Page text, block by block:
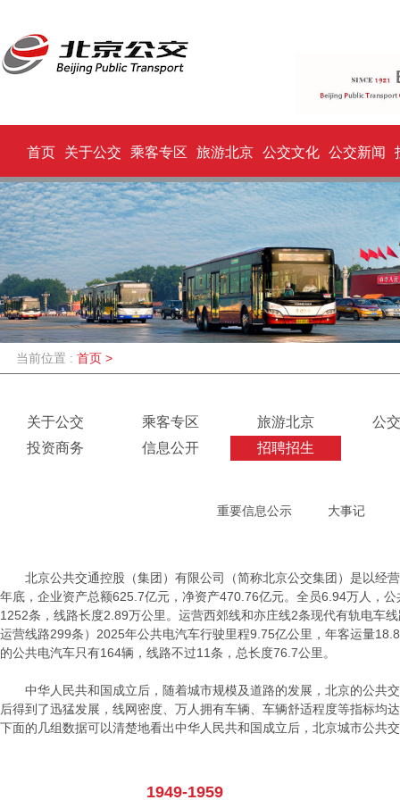
首页 关于公交 乘客专区 旅游北京 公交文化 公交新闻
当前位置 : 首页 >
关于公交 乘客专区 旅游北京
公
投资商务
信息公开 招聘招生
重要信息公示 大事记
北京公共交通控股（集团）有限公司（简称北京公交集团）是以经
年底，企业资产总额625.7亿元，净资产470.76亿元。全员6.94万人，
1252条，线路长度2.89万公里。运营西郊线和亦庄线2条现代有轨电车
运营线路299条）2025年公共电汽车行驶里程9.75亿公里，年客运量
的公共电汽车只有164辆，线路不过11条，总长度76.7公里。
中华人民共和国成立后，随着城市规模及道路的发展，北京的公共
后得到了迅猛发展，线网密度、万人拥有车辆、车辆舒适程度等指标均
下面的几组数据可以清楚地看出中华人民共和国成立后，北京城市公共
1949-1959